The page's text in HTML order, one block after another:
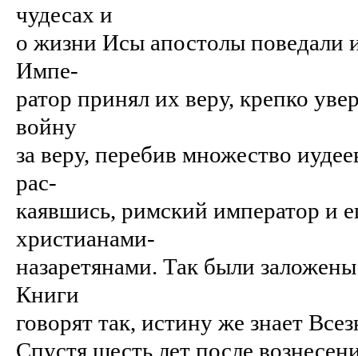
чудесах и
о жизни Исы апостолы поведали
Импе-
ратор принял их веру, крепко
войну
за веру, перебив множество
рас-
каявшись, римский император и
христианами-
назаретянами. Так были
Книги
говорят так, истину же знает
Спустя шесть лет после